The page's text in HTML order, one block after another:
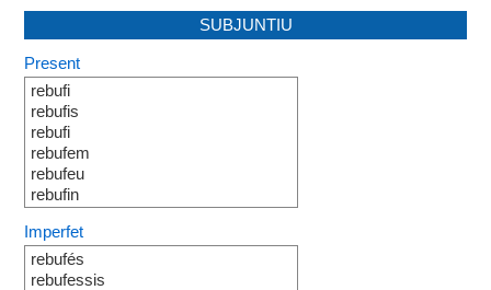
SUBJUNTIU
Present
rebufi
rebufis
rebufi
rebufem
rebufeu
rebufin
Imperfet
rebufés
rebufessis